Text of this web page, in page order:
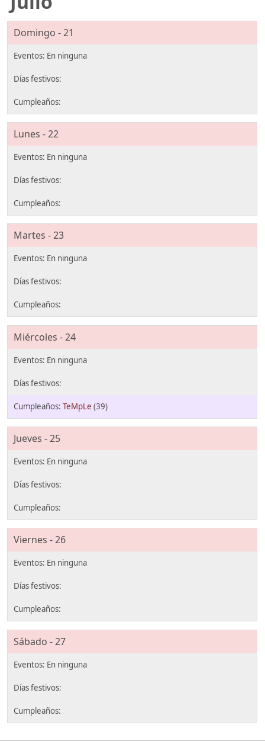
Domingo - 21
Lunes - 22
Martes - 23
Miércoles - 24
TeMpLe (39)
Jueves - 25
Viernes - 26
Sábado - 27